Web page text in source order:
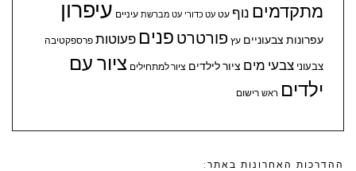
מתקדמים נוף עט עט כדורי עט מברשת עיניים עיפרון
עפרונות צבעוניים עץ פורטרט פנים פעוטות פרספקטיבה
צבעוני צבעי מים ציור לילדים ציור למתחילים ציור עם
ילדים ראש רישום
ההדרכות האחרונות באתר: